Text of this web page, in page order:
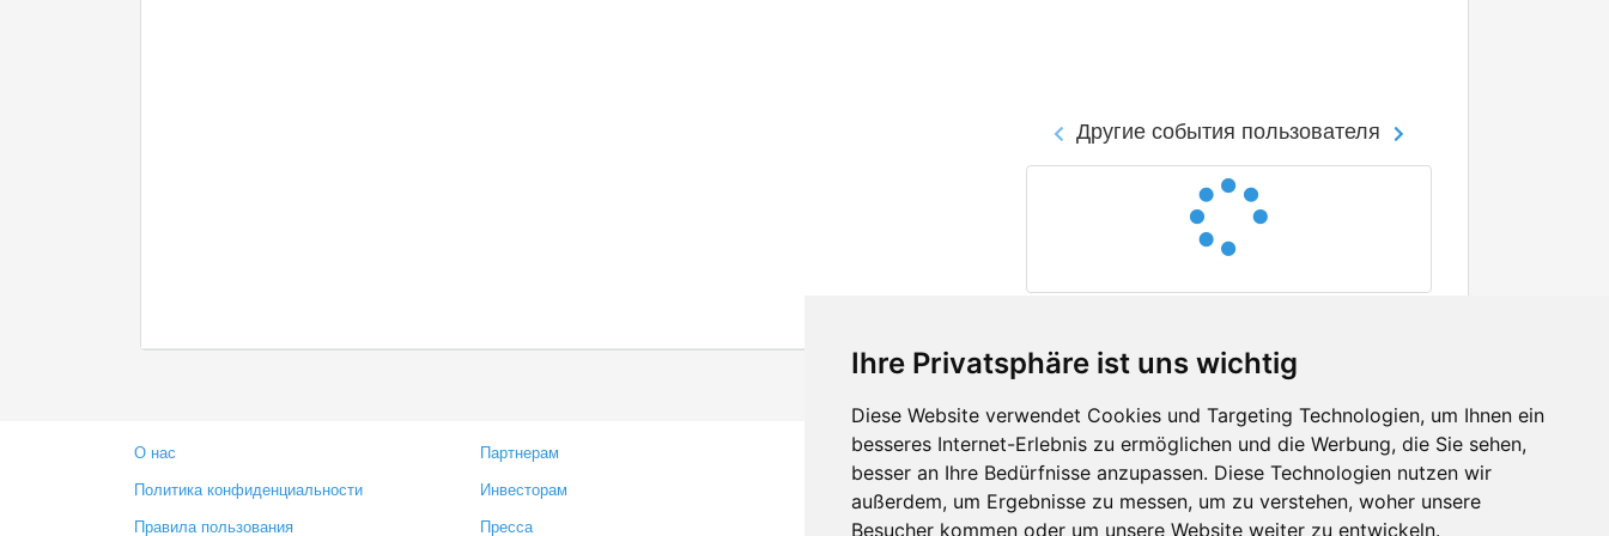
Ihre Privatsphäre ist uns wichtig
Diese Website verwendet Cookies und Targeting Technologien, um Ihnen ein
besseres Internet-Erlebnis zu ermöglichen und die Werbung, die Sie sehen,
besser an Ihre Bedürfnisse anzupassen. Diese Technologien nutzen wir
außerdem, um Ergebnisse zu messen, um zu verstehen, woher unsere
Besucher kommen oder um unsere Website weiter zu entwickeln.
Другие события пользователя
О нас
Политика конфиденциальности
Правила пользования
Партнерам
Инвесторам
Пресса
Контакты
Оставить отзыв
Сообщить об ошибке
Facebook
Twitter
YouTube